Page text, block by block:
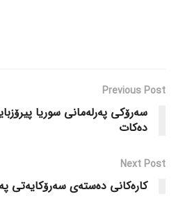
Previous Post
سەرۆکی پەرلەمانی سوریا
دەکات
Next Post
کارەکانی دەستەی سەرۆکایەتی